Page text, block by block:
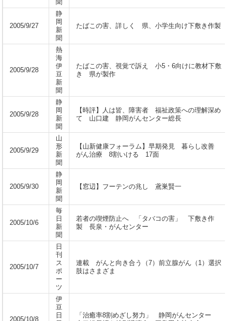
聞
2005/9/27
静
岡
新
聞
たばこの害、詳しく 県、小学生向け下敷き作製
2005/9/28
熱
海
伊
豆
新
聞
たばこの害、視覚で訴え 小5・6向けに教材下敷
き 県が製作
2005/9/28
静
岡
新
聞
【時評】人は皆、障害者 福祉政策への理解深め
て 山口建 静岡がんセンター総長
2005/9/29
山
形
新
聞
【山新健康フォーラム】早期発見 暮らし改善
がん治療 8割いける 17面
2005/9/30
静
岡
新
聞
【窓辺】フーテンの兆し 鳶巣賢一
2005/10/6
毎
日
新
聞
若者の喫煙防止へ 「タバコの害」 下敷き作
製 長泉・がんセンター
2005/10/7
日
刊
ス
ポ
ー
ツ
連載 がんと向き合う（7）前立腺がん（1）選択
肢はさまざま
2005/10/8
伊
豆
日
「治癒率8割めざし努力」 静岡がんセンター